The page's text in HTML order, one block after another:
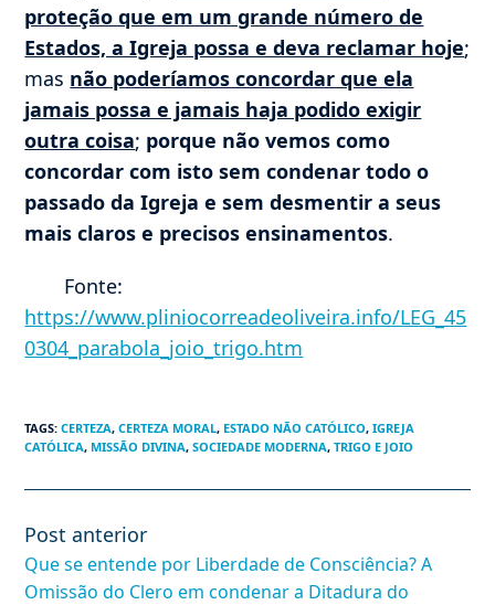
proteção que em um grande número de
Estados, a Igreja possa e deva reclamar hoje;
mas não poderíamos concordar que ela
jamais possa e jamais haja podido exigir
outra coisa; porque não vemos como
concordar com isto sem condenar todo o
passado da Igreja e sem desmentir a seus
mais claros e precisos ensinamentos.
Fonte:
https://www.pliniocorreadeoliveira.info/LEG_45
0304_parabola_joio_trigo.htm
TAGS:CERTEZA, CERTEZA MORAL, ESTADO NÃO CATÓLICO, IGREJA
CATÓLICA, MISSÃO DIVINA, SOCIEDADE MODERNA, TRIGO E JOIO
Leia
artigos
Post anterior
Que se entende por Liberdade de Consciência? A
Omissão do Clero em condenar a Ditadura do